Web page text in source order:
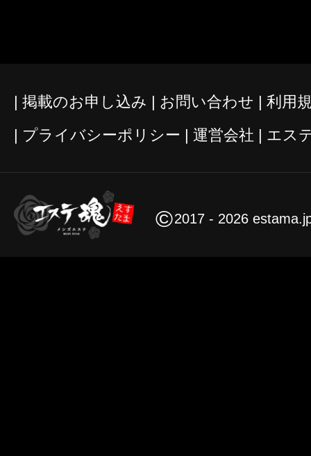
掲載のお申し込み お問い合わせ
利用
プライバシーポリシー
運営会社 エス
©2017 - 2026